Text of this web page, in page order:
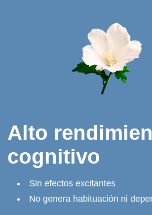
Alto
cognitivo
Sin efectos excitantes
No genera habituación ni